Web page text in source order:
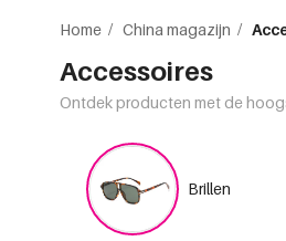
Home / China magazijn /
Accessoires
Ontdek producten met de
Brillen